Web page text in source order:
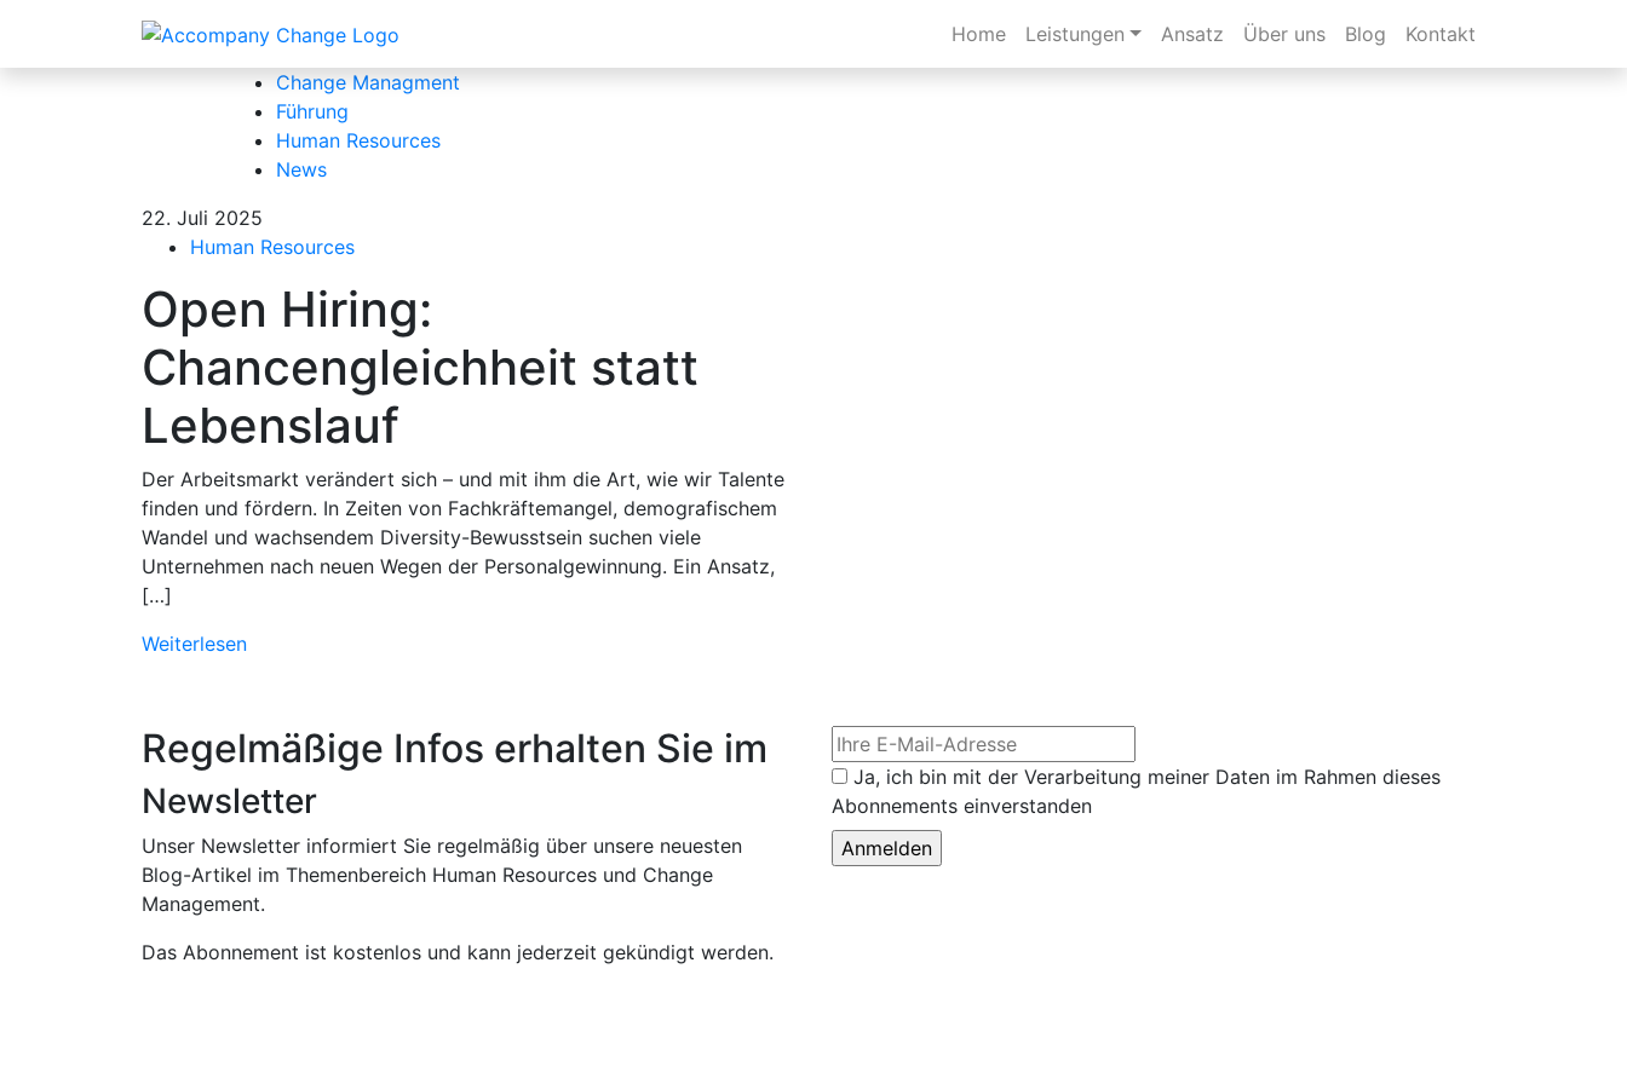
Home Leistungen Ansatz Über uns Blog Kontakt
Kategorien:
Alle
Allgemein
Change Managment
Führung
Human Resources
News
22. Juli 2025
Human Resources
Open Hiring:
Chancengleichheit statt
Lebenslauf
Der Arbeitsmarkt verändert sich – und mit ihm die Art, wie wir Talente
finden und fördern. In Zeiten von Fachkräftemangel, demografischem
Wandel und wachsendem Diversity-Bewusstsein suchen viele
Unternehmen nach neuen Wegen der Personalgewinnung. Ein Ansatz,
[…]
Weiterlesen
Regelmäßige Infos erhalten Sie im
Newsletter
Unser Newsletter informiert Sie regelmäßig über unsere neuesten
Blog-Artikel im Themenbereich Human Resources und Change
Management.
Das Abonnement ist kostenlos und kann jederzeit gekündigt werden.
Ja, ich bin mit der Verarbeitung meiner Daten im Rahmen dieses
Abonnements einverstanden